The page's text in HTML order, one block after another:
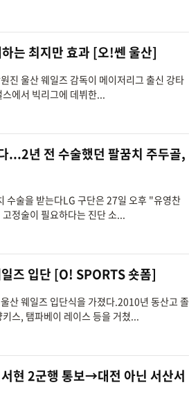
는 최지만 효과 [오!쎈 울산]
진 울산 웨일즈 감독이 메이저리그 출신 강타
에서 빅리그에 데뷔한...
...2년 전 수술했던 팔꿈치 주두골,
수술을 받는다LG 구단은 27일 오후 "유영찬
정술이 필요하다는 진단 소...
즈 입단 [O! SPORTS 숏폼]
산 웨일즈 입단식을 가졌다.2010년 동산고 졸
스, 탬파베이 레이스 등을 거쳤...
현 2군행 통보→대전 아닌 서산서